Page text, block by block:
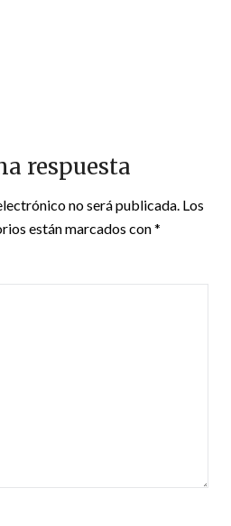
respuesta
no será publicada. Los
están marcados con*